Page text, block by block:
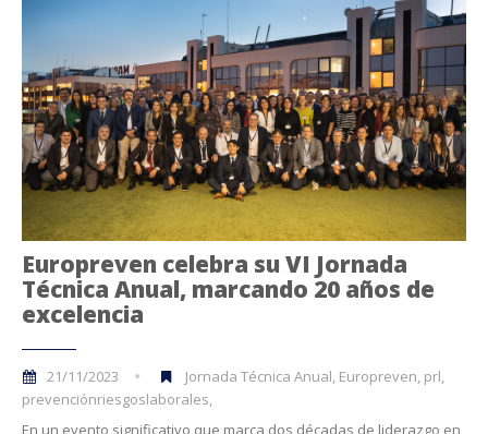
Europreven celebra su VI Jornada
Técnica Anual, marcando 20 años de
excelencia
21/11/2023
Jornada Técnica Anual, Europreven, prl,
prevenciónriesgoslaborales,
En un evento significativo que marca dos décadas de liderazgo en